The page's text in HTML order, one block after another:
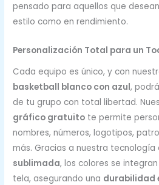
pensado para aquellos que
estilo como en rendimiento.
Personalización Total para un
Cada equipo es único, y con
basketball blanco con azul,
de tu grupo con total libertad.
gráfico gratuito te permite
nombres, números, logotipos,
más. Gracias a nuestra tecnología
sublimada, los colores se
tela, asegurando una durabilidad